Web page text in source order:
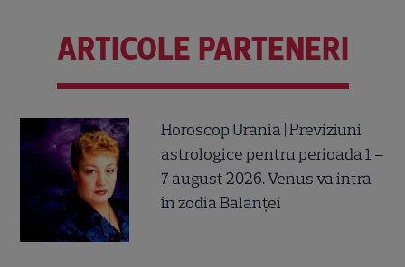
ARTICOLE PARTENERI
Horoscop Urania | Previziuni
astrologice pentru perioada 1 –
7 august 2026. Venus va intra
în zodia Balanței